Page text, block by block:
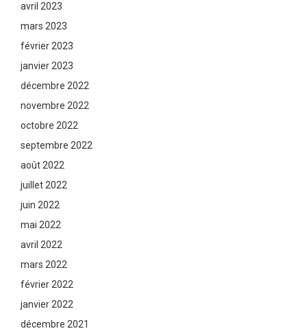
avril 2023
mars 2023
février 2023
janvier 2023
décembre 2022
novembre 2022
octobre 2022
septembre 2022
août 2022
juillet 2022
juin 2022
mai 2022
avril 2022
mars 2022
février 2022
janvier 2022
décembre 2021